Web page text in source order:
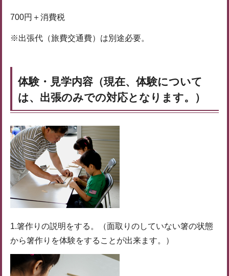
700円＋消費税
※出張代（旅費交通費）は別途必要。
体験・見学内容（現在、体験について
は、出張のみでの対応となります。）
1.箸作りの説明をする。（面取りのしていない箸の状態
から箸作りを体験をすることが出来ます。）